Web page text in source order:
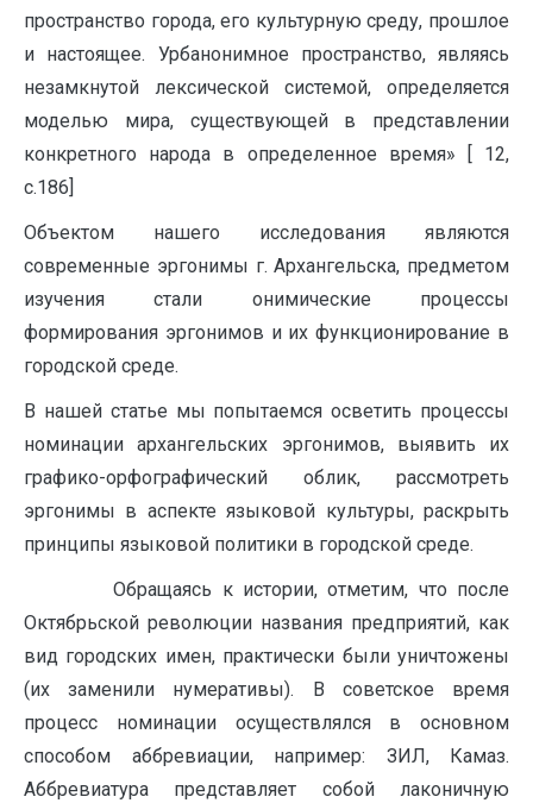
пространство города, его культурную среду, прошлое
и настоящее. Урбанонимное пространство, являясь
незамкнутой лексической системой, определяется
моделью мира, существующей в представлении
конкретного народа в определенное время» [ 12,
с.186]
Объектом нашего исследования являются
современные эргонимы г. Архангельска, предметом
изучения стали онимические процессы
формирования эргонимов и их функционирование в
городской среде.
В нашей статье мы попытаемся осветить процессы
номинации архангельских эргонимов, выявить их
графико-орфографический облик, рассмотреть
эргонимы в аспекте языковой культуры, раскрыть
принципы языковой политики в городской среде.
Обращаясь к истории, отметим, что после
Октябрьской революции названия предприятий, как
вид городских имен, практически были уничтожены
(их заменили нумеративы). В советское время
процесс номинации осуществлялся в основном
способом аббревиации, например: ЗИЛ, Камаз.
Аббревиатура представляет собой лаконичную